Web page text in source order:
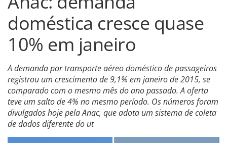
doméstica cresce quase
10% em janeiro
A demanda por transporte aéreo doméstico de passageiros
registrou um crescimento de 9,1% em janeiro de 2015, se
comparado com o mesmo mês do ano passado. A oferta
teve um salto de 4% no mesmo período. Os números foram
divulgados hoje pela Anac, que adota um sistema de coleta
de dados diferente do ut